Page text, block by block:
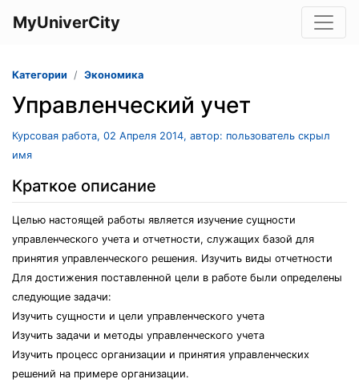
MyUniverCity
Категории Экономика
Управленческий учет
Курсовая работа, 02 Апреля 2014, автор: пользователь скрыл
имя
Краткое описание
Целью настоящей работы является изучение сущности
управленческого учета и отчетности, служащих базой для
принятия управленческого решения. Изучить виды отчетности
Для достижения поставленной цели в работе были определены
следующие задачи:
Изучить сущности и цели управленческого учета
Изучить задачи и методы управленческого учета
Изучить процесс организации и принятия управленческих
решений на примере организации.